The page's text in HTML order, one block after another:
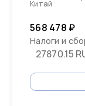
Китай
568 478 ₽
Налоги и
27870.15